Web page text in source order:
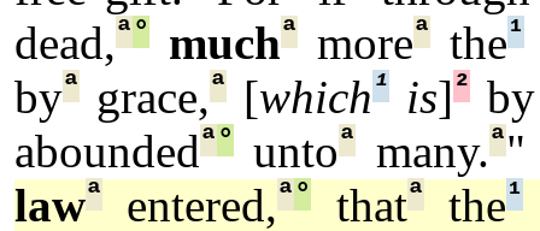
dead,ª° muchªmoreªthe¹
byª grace,ª[which¹is]²by
aboundedª° untoª many.ª"
lawª entered,ª° thatª the¹